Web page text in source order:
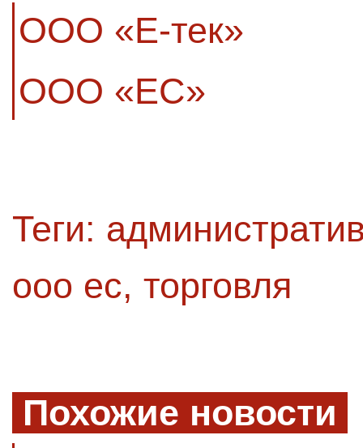
ООО «Е-тек»
ООО «ЕС»
Теги:
ооо ес, торговля
Похожие новости